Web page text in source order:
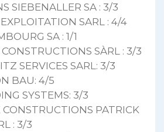
SIEBENALLER SA : 3/3
SARL : 4/4
SA : 1/1
SÀRL : 3/3
SERVICES SARL: 3/3
BAU: 4/5
SYSTEMS: 3/3
CONSTRUCTIONS PATRICK
: 3/3